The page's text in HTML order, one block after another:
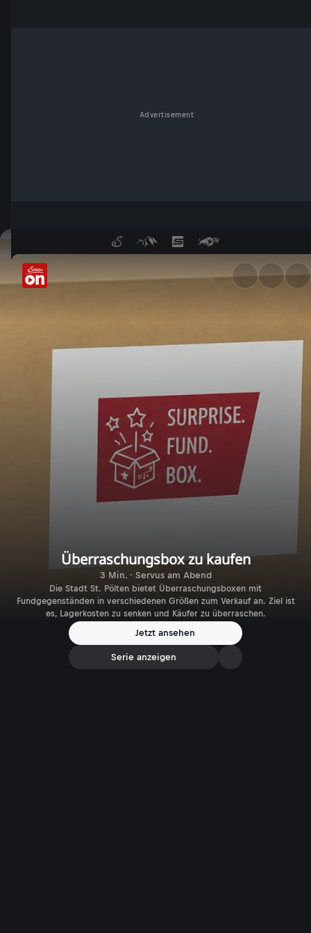
Advertisement
Überraschungsbox zu
Überraschungsbox zu kaufen
3 Min. · Servus am Abend
Die Stadt St. Pölten bietet Überraschungsboxen mit
Fundgegenständen in verschiedenen Größen zum Verkauf an. Ziel ist
es, Lagerkosten zu senken und Käufer zu überraschen.
Jetzt ansehen
Serie anzeigen